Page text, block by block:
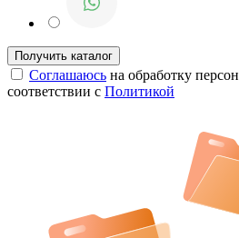
Соглашаюсь на обработку
соответствии с Политикой